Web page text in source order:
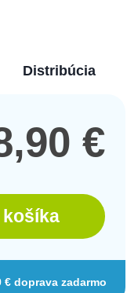
Distribúcia
€
€ doprava zadarmo